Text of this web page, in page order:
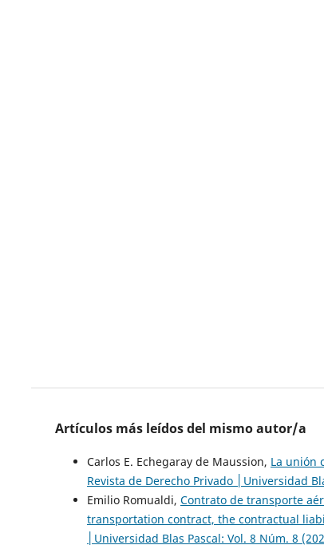
Artículos más leídos del mismo autor/a
Carlos E. Echegaray de Maussion, La unión
Revista de Derecho Privado │Universidad
Emilio Romualdi, Contrato de transporte
transportation contract, the contractual
│Universidad Blas Pascal: Vol. 8 Núm. 8